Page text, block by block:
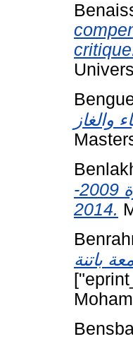
مخاطر أسواق رأس المال دراسة تطبيقية على بورصة باريس للفترة 2009-
2014.